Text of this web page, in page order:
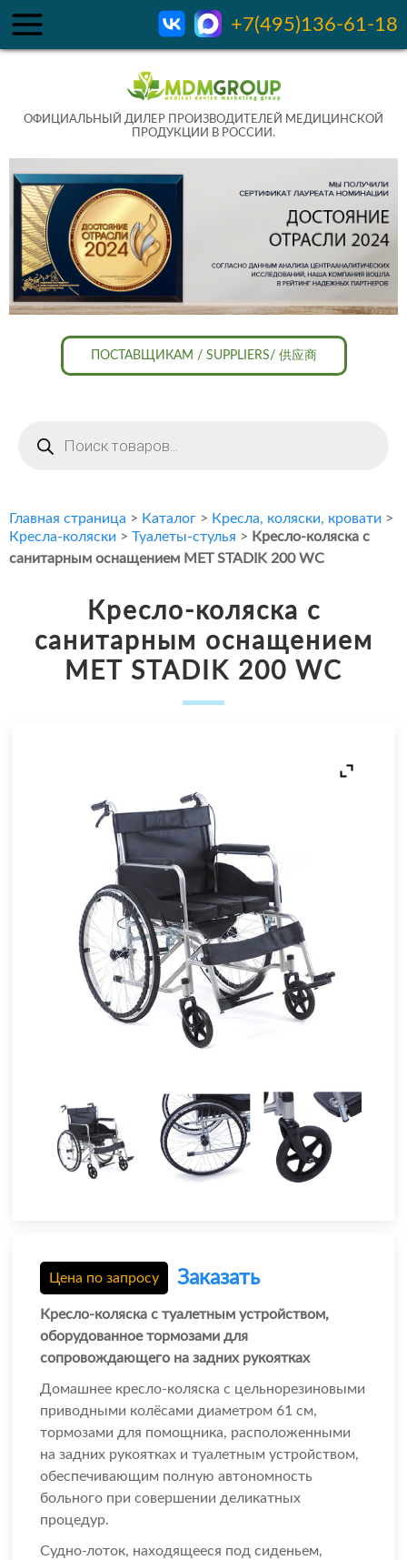
+7(495)136-61-18
ОФИЦИАЛЬНЫЙ ДИЛЕР ПРОИЗВОДИТЕЛЕЙ МЕДИЦИНСКОЙ
ПРОДУКЦИИ В РОССИИ.
ПОСТАВЩИКАМ / SUPPLIERS/ 供应商
товаров
Главная страница > Каталог > Кресла, коляски, кровати >
Кресла-коляски > Туалеты-стулья > Кресло-коляска с
санитарным оснащением MET STADIK 200 WC
Кресло-коляска с
санитарным оснащением
MET STADIK 200 WC
Цена по запросу Заказать
Кресло-коляска с туалетным устройством,
оборудованное тормозами для
сопровождающего на задних рукоятках
Домашнее кресло-коляска с цельнорезиновыми
приводными колёсами диаметром 61 см,
тормозами для помощника, расположенными
на задних рукоятках и туалетным устройством,
обеспечивающим полную автономность
больного при совершении деликатных
процедур.
Судно-лоток, находящееся под сиденьем,